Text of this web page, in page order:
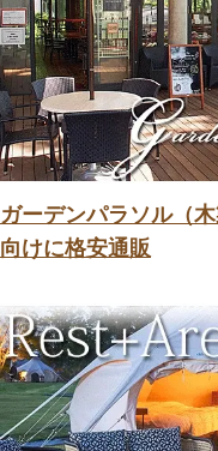
ガーデンパラソル（
向けに格安通販